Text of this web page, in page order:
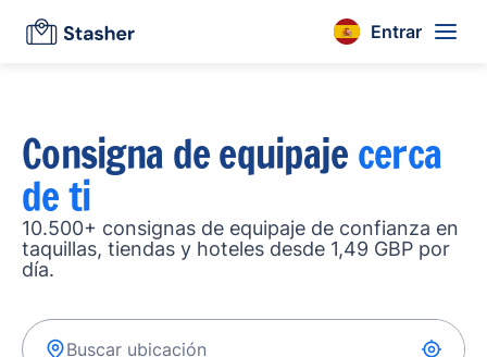
Entrar
Consigna de equipajecerca
de ti
10.500+ consignas de equipaje de confianza en
taquillas, tiendas y hoteles desde 1,49 GBP por
día.